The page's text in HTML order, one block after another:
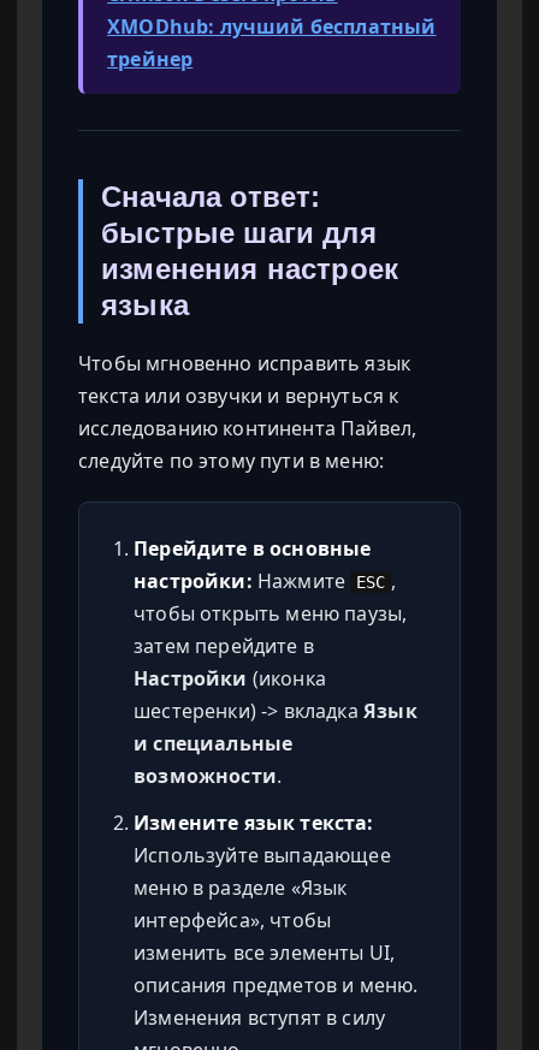
XMODhub: лучший бесплатный
трейнер
Сначала ответ:
быстрые шаги для
изменения настроек
языка
Чтобы мгновенно исправить язык
текста или озвучки и вернуться к
исследованию континента Пайвел,
следуйте по этому пути в меню:
Перейдите в основные
настройки: Нажмите ESC ,
чтобы открыть меню паузы,
затем перейдите в
Настройки (иконка
шестеренки) -> вкладка Язык
и специальные
возможности.
Измените язык текста:
Используйте выпадающее
меню в разделе «Язык
интерфейса», чтобы
изменить все элементы UI,
описания предметов и меню.
Изменения вступят в силу